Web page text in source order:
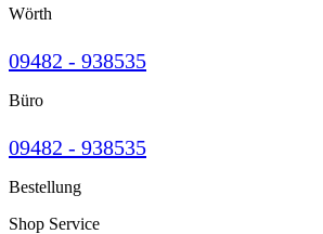
Wörth
09482 - 938535
Büro
09482 - 938535
Bestellung
Shop Service